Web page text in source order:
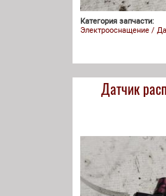
Категория запчасти:
Электрооснащение /
Датчик